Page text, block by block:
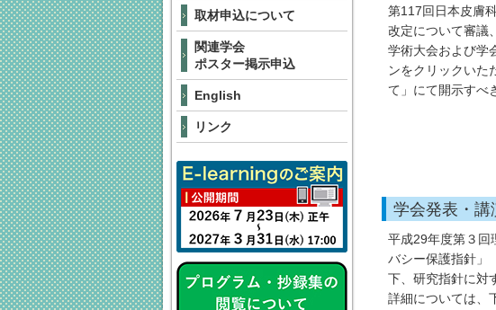
第117回日本皮膚
改定について審議
学術大会および学
ンをクリックいた
て」にて開示すべ
学会発表・講
平成29年度第３回
バシー保護指針」
下、研究指針に対
詳細については、
取材申込について
関連学会
ポスター掲示申込
English
リンク